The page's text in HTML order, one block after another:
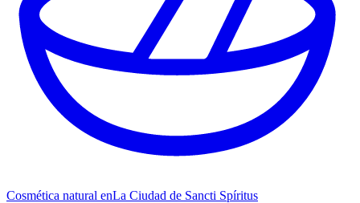
Cosmética natural enLa Ciudad de Sancti Spíritus